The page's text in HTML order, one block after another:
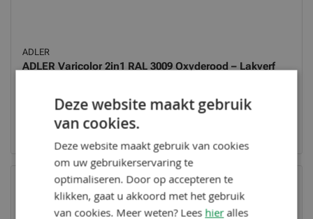
ADLER
ADLER Varicolor 2in1 RAL 3009 Oxyderood – Lakverf
Op voorraad
Bekijk product
Deze website maakt gebruik
van cookies.
Deze website maakt gebruik van cookies
om uw gebruikerservaring te
optimaliseren. Door op accepteren te
klikken, gaat u akkoord met het gebruik
van cookies. Meer weten? Lees hieralles